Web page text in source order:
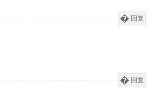
回复
回复